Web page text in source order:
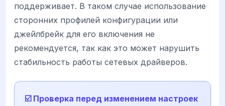
поддерживает. В таком случае использование
сторонних профилей конфигурации или
джейлбрейк для его включения не
рекомендуется, так как это может нарушить
стабильность работы сетевых драйверов.
☑️ Проверка перед изменением настроек